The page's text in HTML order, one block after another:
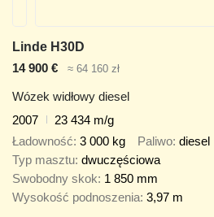
Linde H30D
14 900 €
≈ 64 160 zł
Wózek widłowy diesel
2007
23 434 m/g
Ładowność 3 000 kg Paliwo diesel
Typ masztu dwuczęściowa
Swobodny skok 1 850 mm
Wysokość podnoszenia 3,97 m